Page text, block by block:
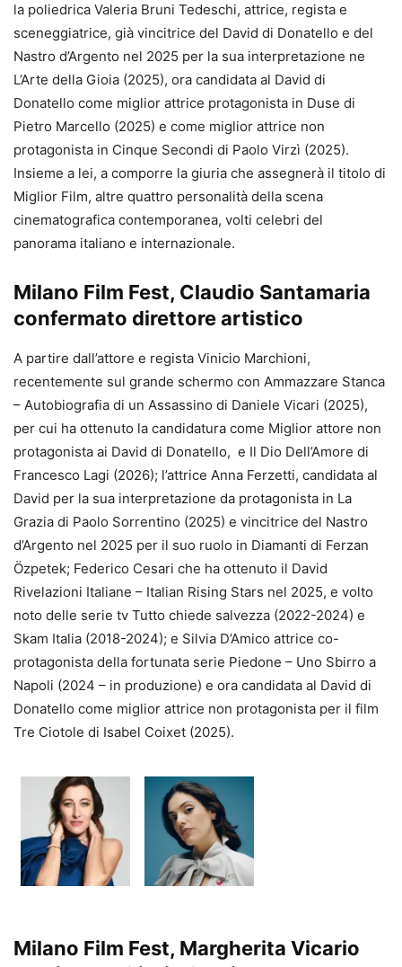
la poliedrica Valeria Bruni Tedeschi, attrice, regista e
sceneggiatrice, già vincitrice del David di Donatello e del
Nastro d’Argento nel 2025 per la sua interpretazione ne
L’Arte della Gioia (2025), ora candidata al David di
Donatello come miglior attrice protagonista in Duse di
Pietro Marcello (2025) e come miglior attrice non
protagonista in Cinque Secondi di Paolo Virzì (2025).
Insieme a lei, a comporre la giuria che assegnerà il titolo di
Miglior Film, altre quattro personalità della scena
cinematografica contemporanea, volti celebri del
panorama italiano e internazionale.
Milano Film Fest, Claudio Santamaria
confermato direttore artistico
A partire dall’attore e regista Vinicio Marchioni,
recentemente sul grande schermo con Ammazzare Stanca
– Autobiografia di un Assassino di Daniele Vicari (2025),
per cui ha ottenuto la candidatura come Miglior attore non
protagonista ai David di Donatello, e Il Dio Dell’Amore di
Francesco Lagi (2026); l’attrice Anna Ferzetti, candidata al
David per la sua interpretazione da protagonista in La
Grazia di Paolo Sorrentino (2025) e vincitrice del Nastro
d’Argento nel 2025 per il suo ruolo in Diamanti di Ferzan
Özpetek; Federico Cesari che ha ottenuto il David
Rivelazioni Italiane – Italian Rising Stars nel 2025, e volto
noto delle serie tv Tutto chiede salvezza (2022-2024) e
Skam Italia (2018-2024); e Silvia D’Amico attrice co-
protagonista della fortunata serie Piedone – Uno Sbirro a
Napoli (2024 – in produzione) e ora candidata al David di
Donatello come miglior attrice non protagonista per il film
Tre Ciotole di Isabel Coixet (2025).
Milano Film Fest, Margherita Vicario